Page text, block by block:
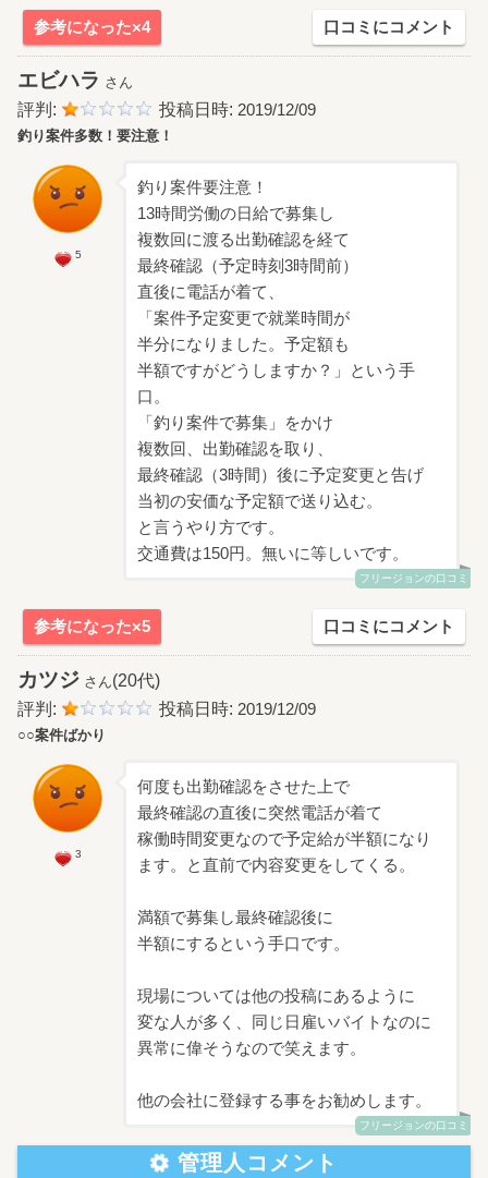
参考になった×4 口コミにコメント
エビハラ さん
評判: 投稿日時: 2019/12/09
釣り案件多数！要注意！
5
釣り案件要注意！
13時間労働の日給で募集し
複数回に渡る出勤確認を経て
最終確認（予定時刻3時間前）
直後に電話が着て、
「案件予定変更で就業時間が
半分になりました。予定額も
半額ですがどうしますか？」という手
口。
「釣り案件で募集」をかけ
複数回、出勤確認を取り、
最終確認（3時間）後に予定変更と告げ
当初の安価な予定額で送り込む。
と言うやり方です。
交通費は150円。無いに等しいです。
フリージョンの口コミ
参考になった×5 口コミにコメント
カツジ さん(20代)
評判:
投稿日時: 2019/12/09
○○案件ばかり
3
何度も出勤確認をさせた上で
最終確認の直後に突然電話が着て
稼働時間変更なので予定給が半額になり
ます。と直前で内容変更をしてくる。
満額で募集し最終確認後に
半額にするという手口です。
現場については他の投稿にあるように
変な人が多く、同じ日雇いバイトなのに
異常に偉そうなので笑えます。
他の会社に登録する事をお勧めします。
フリージョンの口コミ
管理人コメント